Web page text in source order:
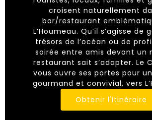
croisent naturellement
bar/restaurant
L’Houmeau. Qu’il s’agisse de
trésors de l’océan ou de
soirée entre amis devant un
restaurant sait s’adapter. Le
vous ouvre ses portes pour
gourmand et convivial, vers
Obtenir l'itinéraire